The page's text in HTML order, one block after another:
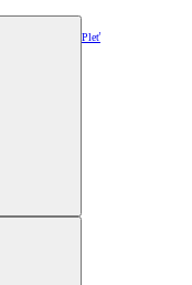
Pleť